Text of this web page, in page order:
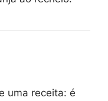
uma receita: é